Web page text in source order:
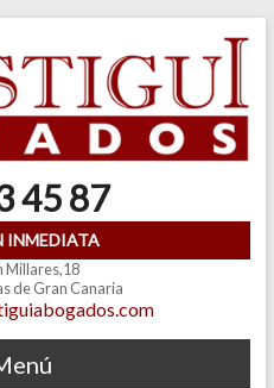
45 87
INMEDIATA
Millares,18
de Gran Canaria